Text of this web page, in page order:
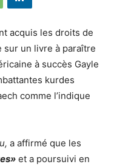
acquis les droits de
un livre à paraître
à succès Gayle
kurdes
comme l’indique
a affirmé que les
et a poursuivi en